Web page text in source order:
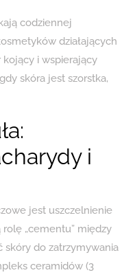
codziennej
działających
i wspierający
skóra jest szorstka,
i
jest uszczelnienie
rolę „cementu” między
skóry do zatrzymywania
ceramidów (3